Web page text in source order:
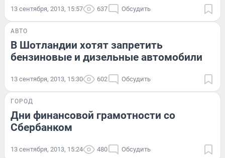
13 сентября, 2013, 15:57 637 Обсудить
АВТО
В Шотландии хотят запретить
бензиновые и дизельные автомобили
13 сентября, 2013, 15:30 602 Обсудить
ГОРОД
Дни финансовой грамотности со
Сбербанком
13 сентября, 2013, 15:24 480 Обсудить